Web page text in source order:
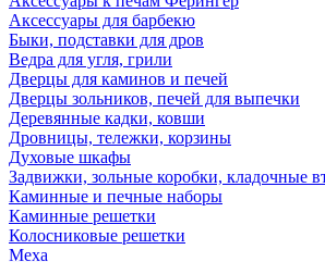
Аксессуары для барбекю
Быки, подставки для дров
Ведра для угля, грили
Дверцы для каминов и печей
Дверцы зольников, печей для выпечки
Деревянные кадки, ковши
Дровницы, тележки, корзины
Духовые шкафы
Задвижки, зольные коробки, кладочные
Каминные и печные наборы
Каминные решетки
Колосниковые решетки
Меха